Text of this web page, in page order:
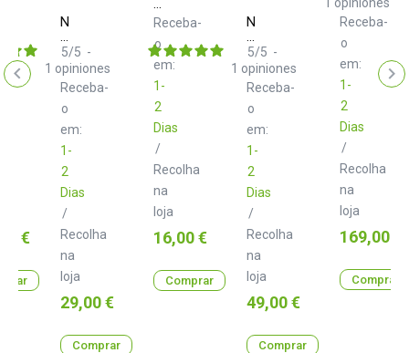
€
Neo
d+
USB
Class
B
1.0
m
Receba-
o
em:
1-
2
Dias
/
Recolha
na
loja
5/5 -
1 opiniones
Preço
29,00 €
Comprar
d+
CB
A
Receba-
o
em:
1-
2
Dias
/
Recolha
na
loja
Preço
16,00 €
Comprar
Neo
d+
RTS
Class
B
3.0
m
Receba-
o
em:
1-
2
Dias
/
Recolha
na
loja
5/5 -
1 opiniones
Preço
49,00 €
Comprar
Receba-
o
em:
1-
2
Dias
/
Recolha
na
loja
Preço
169,00 €
Comprar